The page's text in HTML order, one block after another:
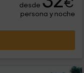
desde €
persona y noche